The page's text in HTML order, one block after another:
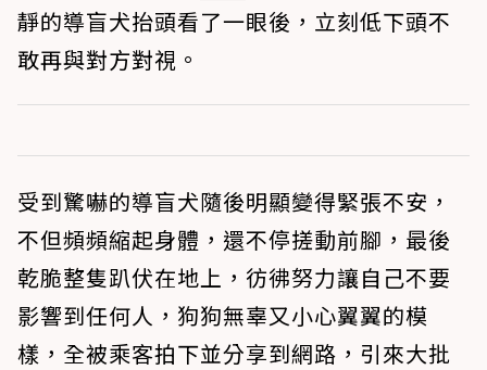
靜的導盲犬抬頭看了一眼後，立刻低下頭不
敢再與對方對視。
受到驚嚇的導盲犬隨後明顯變得緊張不安，
不但頻頻縮起身體，還不停搓動前腳，最後
乾脆整隻趴伏在地上，彷彿努力讓自己不要
影響到任何人，狗狗無辜又小心翼翼的模
樣，全被乘客拍下並分享到網路，引來大批